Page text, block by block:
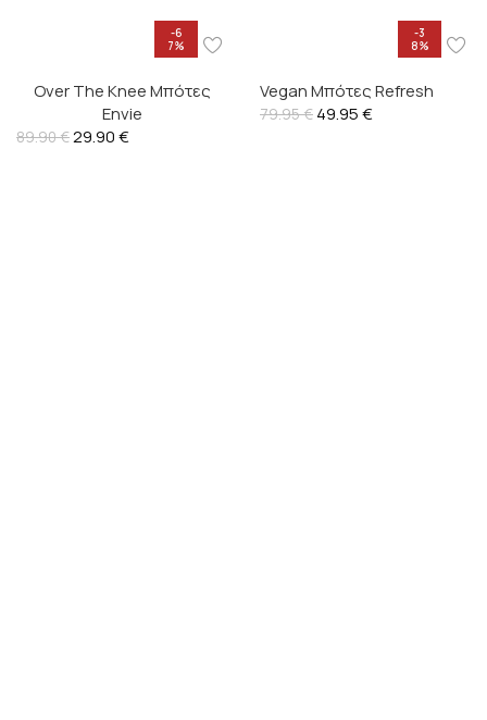
-6
7%
Over The Knee Μπότες
Envie
89.90€29.90€
-3
8%
Vegan Μπότες Refresh
79.95€ 49.95€